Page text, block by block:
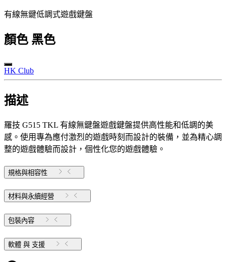
有線無鍵低調式遊戲鍵盤
顏色 黑色
HK Club
描述
羅技 G515 TKL 有線無鍵盤遊戲鍵盤提供高性能和低調的美
感。使用專為應付激烈的遊戲時刻而設計的裝備，並為精心調
整的遊戲體驗而設計，個性化您的遊戲體驗。
規格與相容性
材料與永續經營
包裝內容
軟體 與 支援